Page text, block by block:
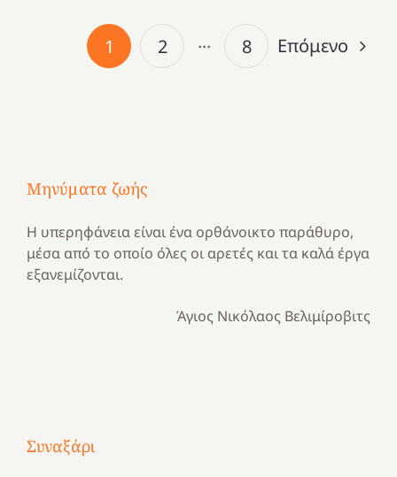
1 2 ··· 8 Επόμενο
Μηνύματα ζωής
Η υπερηφάνεια είναι ένα ορθάνοικτο παράθυρο,
μέσα από το οποίο όλες οι αρετές και τα καλά έργα
εξανεμίζονται.
Άγιος Νικόλαος Βελιμίροβιτς
Συναξάρι
χρονιά
καρδιά
στιγμές